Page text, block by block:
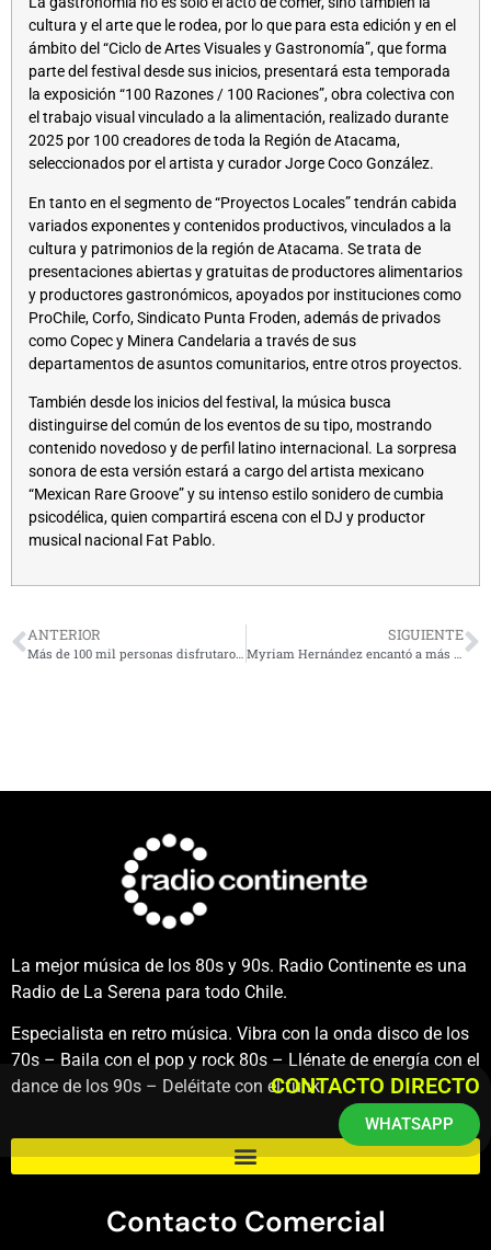
cultura y el arte que le rodea, por lo que para esta edición y en el
ámbito del “Ciclo de Artes Visuales y Gastronomía”, que forma
parte del festival desde sus inicios, presentará esta temporada
la exposición “100 Razones / 100 Raciones”, obra colectiva con
el trabajo visual vinculado a la alimentación, realizado durante
2025 por 100 creadores de toda la Región de Atacama,
seleccionados por el artista y curador Jorge Coco González.
En tanto en el segmento de “Proyectos Locales” tendrán cabida
variados exponentes y contenidos productivos, vinculados a la
cultura y patrimonios de la región de Atacama. Se trata de
presentaciones abiertas y gratuitas de productores alimentarios
y productores gastronómicos, apoyados por instituciones como
ProChile, Corfo, Sindicato Punta Froden, además de privados
como Copec y Minera Candelaria a través de sus
departamentos de asuntos comunitarios, entre otros proyectos.
También desde los inicios del festival, la música busca
distinguirse del común de los eventos de su tipo, mostrando
contenido novedoso y de perfil latino internacional. La sorpresa
sonora de esta versión estará a cargo del artista mexicano
“Mexican Rare Groove” y su intenso estilo sonidero de cumbia
psicodélica, quien compartirá escena con el DJ y productor
musical nacional Fat Pablo.
ANTERIOR SIGUIENTE
La mejor música de los 80s y 90s. Radio Continente es una
Radio de La Serena para todo Chile.
Especialista en retro música. Vibra con la onda disco de los
70s – Baila con el pop y rock 80s – Llénate de energía con el
dance de los 90s – Deléitate con el funk.
Contacto Comercial
CONTACTO DIRECTO
WHATSAPP